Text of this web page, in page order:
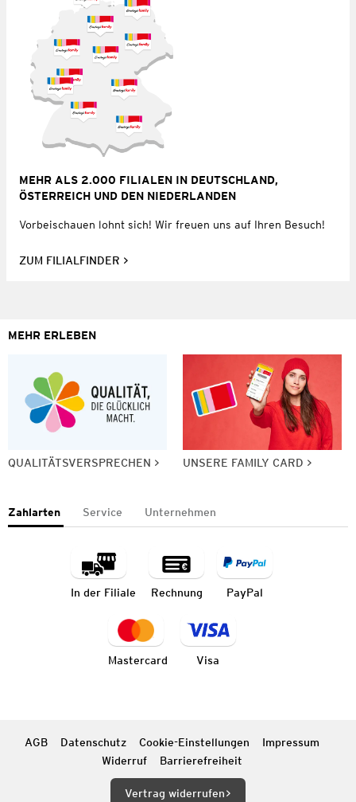
MEHR ALS 2.000 FILIALEN IN DEUTSCHLAND,
ÖSTERREICH UND DEN NIEDERLANDEN
Vorbeischauen lohnt sich! Wir freuen uns auf Ihren Besuch!
ZUM FILIALFINDER
MEHR ERLEBEN
QUALITÄTSVERSPRECHEN UNSERE FAMILY CARD
Zahlarten Service Unternehmen
In der Filiale Rechnung PayPal
Mastercard Visa
AGB Datenschutz Cookie-Einstellungen
Impressum
Widerruf
Barrierefreiheit
Vertrag widerrufen